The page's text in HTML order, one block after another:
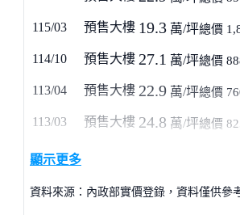
115/03 預售大樓 19.3 萬/坪總價
114/10 預售大樓 27.1 萬/坪總價
113/04 預售大樓 22.9 萬/坪總價
113/03 預售大樓 24.8 萬/坪總價
顯示更多
資料來源：內政部實價登錄，資料僅供參